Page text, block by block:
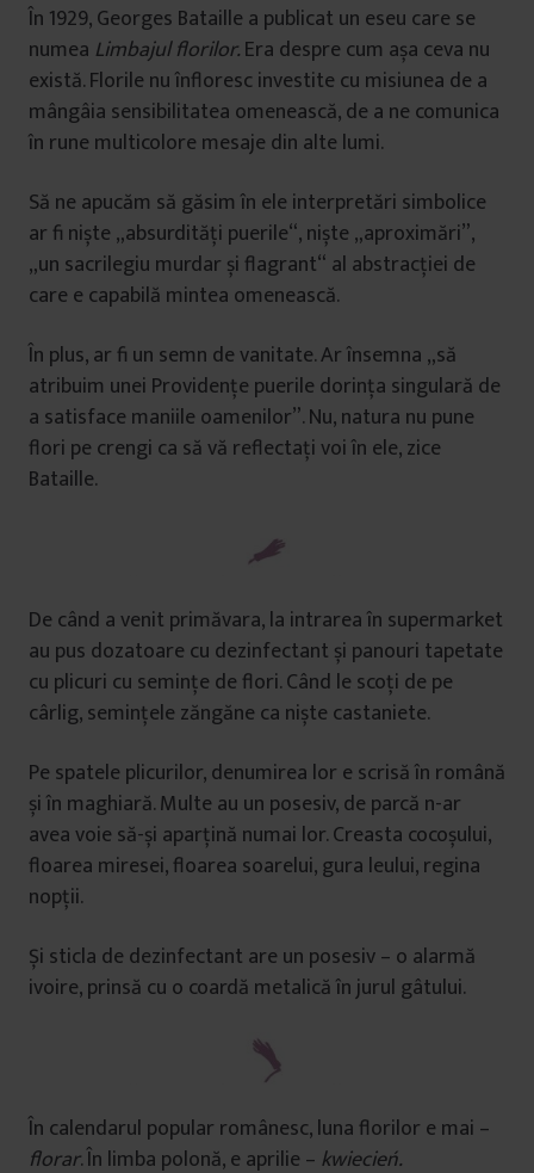
În 1929, Georges Bataille a publicat un eseu care se
numea Limbajul florilor.Era despre cum așa ceva nu
există. Florile nu înfloresc investite cu misiunea de a
mângâia sensibilitatea omenească, de a ne comunica
în rune multicolore mesaje din alte lumi.
Să ne apucăm să găsim în ele interpretări simbolice
ar fi niște „absurdități puerile“, niște „aproximări”,
„un sacrilegiu murdar și flagrant“ al abstracției de
care e capabilă mintea omenească.
În plus, ar fi un semn de vanitate. Ar însemna „să
atribuim unei Providențe puerile dorința singulară de
a satisface maniile oamenilor”. Nu, natura nu pune
flori pe crengi ca să vă reflectați voi în ele, zice
Bataille.
De când a venit primăvara, la intrarea în supermarket
au pus dozatoare cu dezinfectant și panouri tapetate
cu plicuri cu semințe de flori. Când le scoți de pe
cârlig, semințele zăngăne ca niște castaniete.
Pe spatele plicurilor, denumirea lor e scrisă în română
și în maghiară. Multe au un posesiv, de parcă n-ar
avea voie să-și aparțină numai lor. Creasta cocoșului,
floarea miresei, floarea soarelui, gura leului, regina
nopții.
Și sticla de dezinfectant are un posesiv – o alarmă
ivoire, prinsă cu o coardă metalică în jurul gâtului.
În calendarul popular românesc, luna florilor e mai –
florar. În limba polonă, e aprilie – kwiecień.